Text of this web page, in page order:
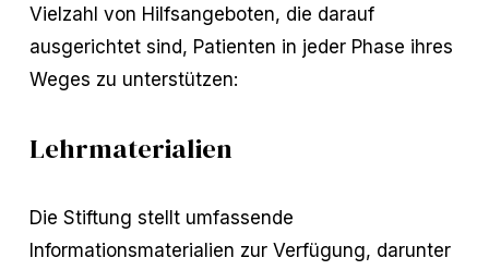
Vielzahl von Hilfsangeboten, die darauf
ausgerichtet sind, Patienten in jeder Phase ihres
Weges zu unterstützen:
Lehrmaterialien
Die Stiftung stellt umfassende
Informationsmaterialien zur Verfügung, darunter